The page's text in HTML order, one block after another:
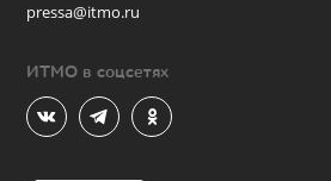
pressa@itmo.ru
ИТМО в соцсетях